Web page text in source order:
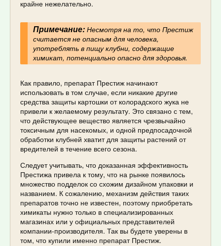
крайне нежелательно.
Примечание:Несмотря на то, что Престиж
считается не опасным для человека,
употреблять в пищу клубни, содержащие
химикат, потенциально опасно для здоровья.
Как правило, препарат Престиж начинают
использовать в том случае, если никакие другие
средства защиты картошки от колорадского жука не
привели к желаемому результату. Это связано с тем,
что действующее вещество является чрезвычайно
токсичным для насекомых, и одной предпосадочной
обработки клубней хватит для защиты растений от
вредителей в течение всего сезона.
Следует учитывать, что доказанная эффективность
Престижа привела к тому, что на рынке появилось
множество подделок со схожим дизайном упаковки и
названием. К сожалению, механизм действия таких
препаратов точно не известен, поэтому приобретать
химикаты нужно только в специализированных
магазинах или у официальных представителей
компании-производителя. Так вы будете уверены в
том, что купили именно препарат Престиж.